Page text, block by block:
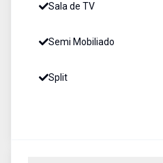
Sala de TV
Semi Mobiliado
Split